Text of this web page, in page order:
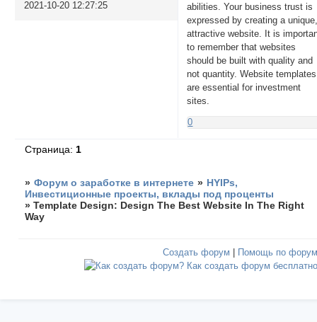
2021-10-20 12:27:25
abilities. Your business trust is
expressed by creating a
attractive website. It is
to remember that websites
should be built with quality and
not quantity. Website templates
are essential for investment
sites.
0
Страница: 1
» Форум о заработке в интернете » HYIPs,
Инвестиционные проекты, вклады под проценты
»Template Design: Design The Best Website In The Right
Way
Создать форум Помощь по